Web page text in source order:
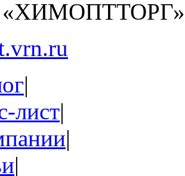
|
лист|
|
|